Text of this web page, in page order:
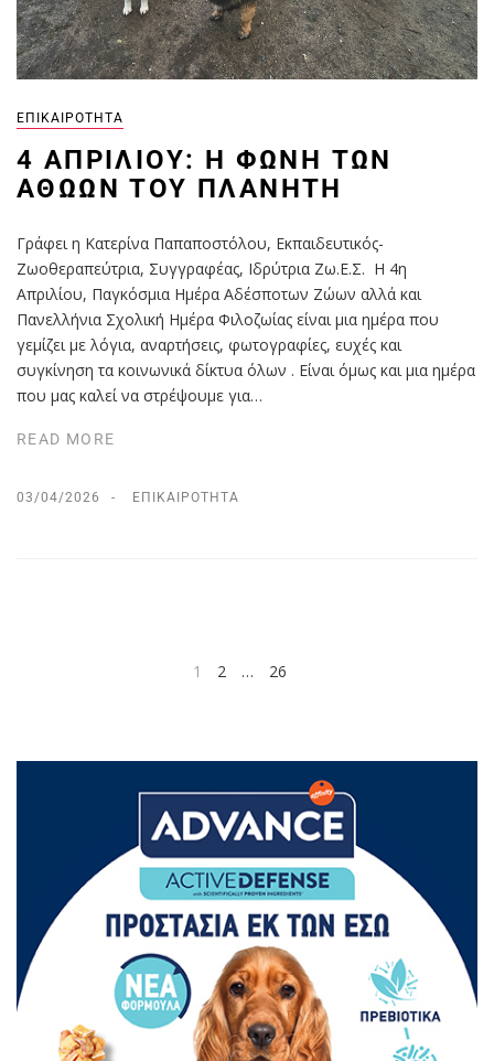
ΕΠΙΚΑΙΡΌΤΗΤΑ
4 ΑΠΡΙΛΊΟΥ: Η ΦΩΝΉ ΤΩΝ
ΑΘΏΩΝ ΤΟΥ ΠΛΑΝΉΤΗ
Γράφει η Κατερίνα Παπαποστόλου, Εκπαιδευτικός-
Ζωοθεραπεύτρια, Συγγραφέας, Ιδρύτρια Ζω.Ε.Σ. Η 4η
Απριλίου, Παγκόσμια Ημέρα Αδέσποτων Ζώων αλλά και
Πανελλήνια Σχολική Ημέρα Φιλοζωίας είναι μια ημέρα που
γεμίζει με λόγια, αναρτήσεις, φωτογραφίες, ευχές και
συγκίνηση τα κοινωνικά δίκτυα όλων . Είναι όμως και μια ημέρα
που μας καλεί να στρέψουμε για…
READ MORE
03/04/2026 ΕΠΙΚΑΙΡΌΤΗΤΑ
1 2 … 26